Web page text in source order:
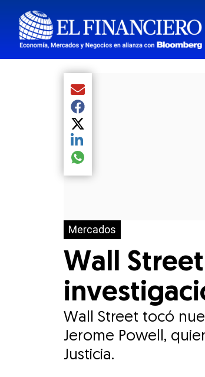
Mercados
Wall Street
Wall Street tocó
Jerome Powell,
Justicia.
Compartir el artículo actual
Compartir el artículo actual
Compartir el artículo actual
Compartir el artículo actual
Compartir el artículo actual